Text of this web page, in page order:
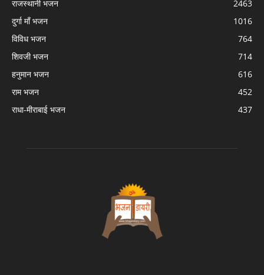
राजस्थानी भजन
2463
दुर्गा माँ भजन
1016
विविध भजन
764
शिवजी भजन
714
हनुमान भजन
616
राम भजन
452
राधा-मीराबाई भजन
437